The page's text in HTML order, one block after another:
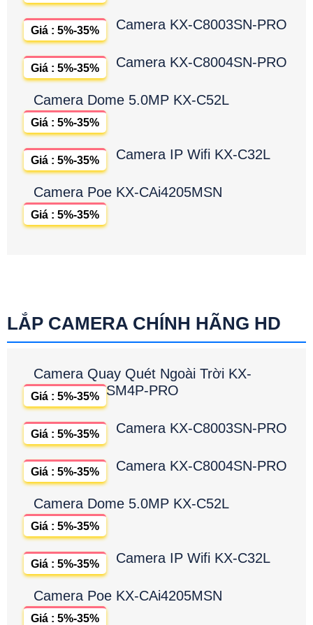
Camera KX-C8003SN-PRO
Giá : 5%-35%
Camera KX-C8004SN-PRO
Giá : 5%-35%
Camera Dome 5.0MP KX-C52L
Giá : 5%-35%
Camera IP Wifi KX-C32L
Giá : 5%-35%
Camera Poe KX-CAi4205MSN
Giá : 5%-35%
LẮP CAMERA CHÍNH HÃNG HD
Camera Quay Quét Ngoài Trời KX-
SM4P-PRO
Giá : 5%-35%
Camera KX-C8003SN-PRO
Giá : 5%-35%
Camera KX-C8004SN-PRO
Giá : 5%-35%
Camera Dome 5.0MP KX-C52L
Giá : 5%-35%
Camera IP Wifi KX-C32L
Giá : 5%-35%
Camera Poe KX-CAi4205MSN
Giá : 5%-35%